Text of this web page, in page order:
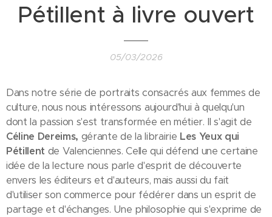
Pétillent à livre ouvert
05/03/2026
Dans notre série de portraits consacrés aux femmes de
culture, nous nous intéressons aujourd'hui à quelqu'un
dont la passion s'est transformée en métier. Il s'agit de
Céline Dereims, gérante de la librairie Les Yeux qui
Pétillent de Valenciennes. Celle qui défend une certaine
idée de la lecture nous parle d'esprit de découverte
envers les éditeurs et d'auteurs, mais aussi du fait
d'utiliser son commerce pour fédérer dans un esprit de
partage et d'échanges. Une philosophie qui s'exprime de